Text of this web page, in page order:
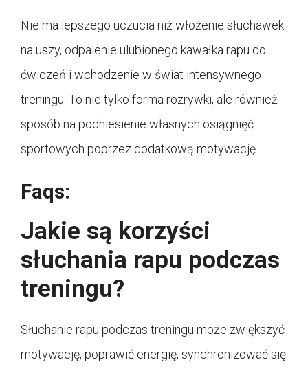
Nie ma lepszego uczucia niż włożenie słuchawek
na uszy, odpalenie ulubionego kawałka rapu do
ćwiczeń i wchodzenie w świat intensywnego
treningu. To nie tylko forma rozrywki, ale również
sposób na podniesienie własnych osiągnięć
sportowych poprzez dodatkową motywację.
Faqs:
Jakie są korzyści
słuchania rapu podczas
treningu?
Słuchanie rapu podczas treningu może zwiększyć
motywację, poprawić energię, synchronizować się